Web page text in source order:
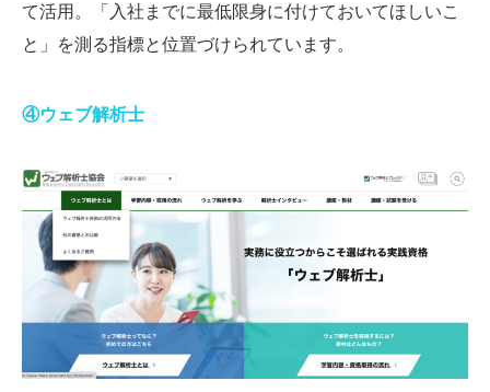
て活用。「入社までに最低限身に付けておいてほしいこ
と」を測る指標と位置づけられています。
④ウェブ解析士